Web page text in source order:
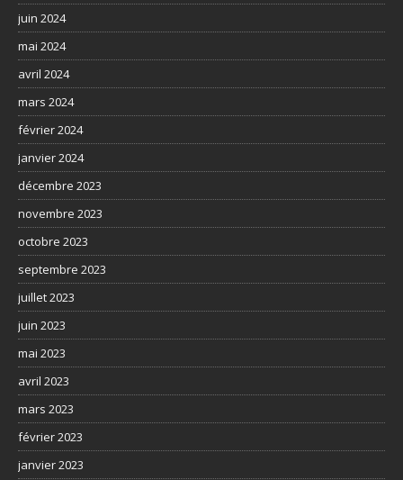
juin 2024
mai 2024
avril 2024
mars 2024
février 2024
janvier 2024
décembre 2023
novembre 2023
octobre 2023
septembre 2023
juillet 2023
juin 2023
mai 2023
avril 2023
mars 2023
février 2023
janvier 2023